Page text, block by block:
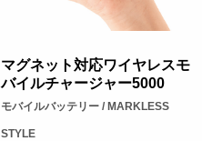
マグネット対応ワイヤレスモ
バイルチャージャー5000
モバイルバッテリー / MARKLESS
STYLE